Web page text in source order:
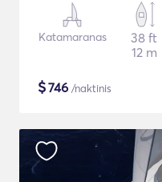
Katamaranas
38 ft
12 m
$746 /naktinis